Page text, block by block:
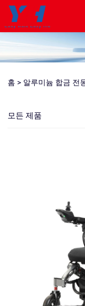
홈 > 알루미늄 합금 전
모든 제품